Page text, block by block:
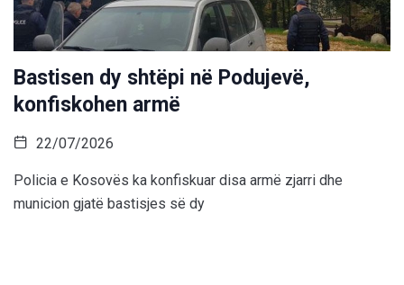
Bastisen dy shtëpi në Podujevë,
konfiskohen armë
22/07/2026
Policia e Kosovës ka konfiskuar disa armë zjarri dhe
municion gjatë bastisjes së dy